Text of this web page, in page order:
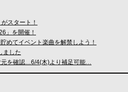
スタート！
」を開催！
めてイベント楽曲を解禁しよう！
ました
元を確認…6/4(木)より補足可能…